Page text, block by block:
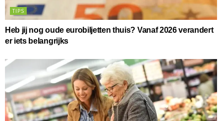
TIPS
Heb jij nog oude eurobiljetten thuis? Vanaf 2026 verandert
er iets belangrijks